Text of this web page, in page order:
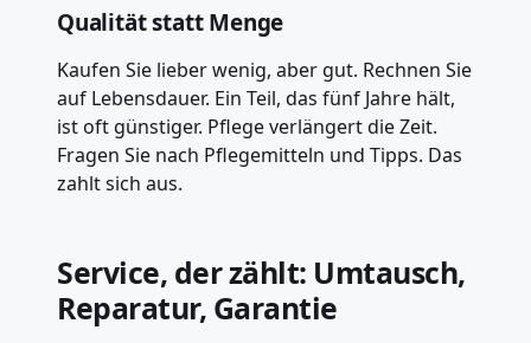
Qualität statt Menge
Kaufen Sie lieber wenig, aber gut. Rechnen Sie
auf Lebensdauer. Ein Teil, das fünf Jahre hält,
ist oft günstiger. Pflege verlängert die Zeit.
Fragen Sie nach Pflegemitteln und Tipps. Das
zahlt sich aus.
Service, der zählt: Umtausch,
Reparatur, Garantie